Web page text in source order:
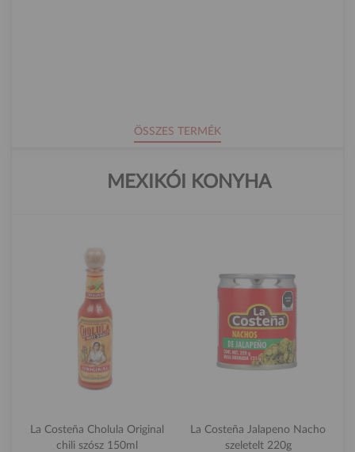
ÖSSZES TERMÉK
MEXIKÓI KONYHA
La Costeña Cholula Original
chili szósz 150ml
La Costeña Jalapeno Nacho
szeletelt 220g